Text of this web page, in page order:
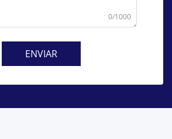
0/1000
ENVIAR